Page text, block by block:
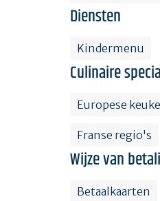
Diensten
Kindermenu
Culinaire
Europese
Franse regio's
Wijze van
Betaalkaarten